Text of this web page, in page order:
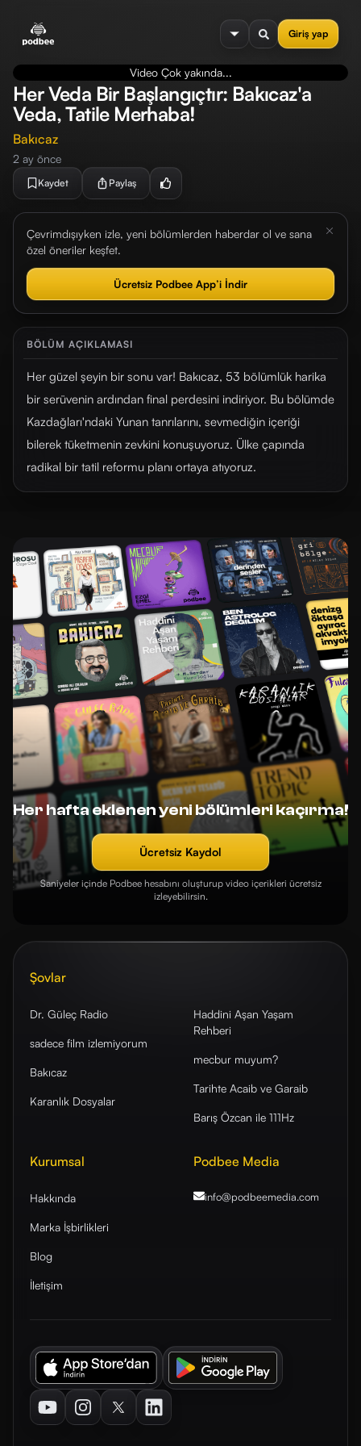
Giriş yap
menu
Video Çok yakında...
Her Veda Bir Başlangıçtır: Bakıcaz'a
Veda, Tatile Merhaba!
Bakıcaz
2 ay önce
Kaydet Paylaş
Çevrimdışıyken izle, yeni bölümlerden haberdar ol ve sana
özel öneriler keşfet.
Ücretsiz Podbee App’i İndir
BÖLÜM AÇIKLAMASI
Her güzel şeyin bir sonu var! Bakıcaz, 53 bölümlük harika
bir serüvenin ardından final perdesini indiriyor. Bu bölümde
Kazdağları'ndaki Yunan tanrılarını, sevmediğin içeriği
bilerek tüketmenin zevkini konuşuyoruz. Ülke çapında
radikal bir tatil reformu planı ortaya atıyoruz.
Her hafta eklenen yeni bölümleri kaçırma!
Ücretsiz Kaydol
Saniyeler içinde Podbee hesabını oluşturup video içerikleri ücretsiz
izleyebilirsin.
Şovlar
Dr. Güleç Radio
sadece film izlemiyorum
Bakıcaz
Karanlık Dosyalar
Haddini Aşan Yaşam
Rehberi
mecbur muyum?
Tarihte Acaib ve Garaib
Barış Özcan ile 111Hz
Kurumsal
Hakkında
Marka İşbirlikleri
Blog
İletişim
Podbee Media
info@podbeemedia.com
YoutubeInstagramTwitterLinkedIn